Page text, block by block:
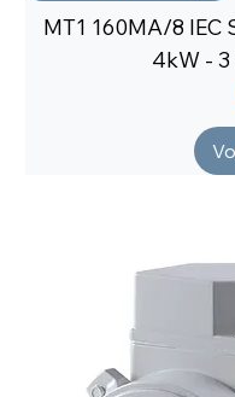
MT1 160MA/8
4kW - 3